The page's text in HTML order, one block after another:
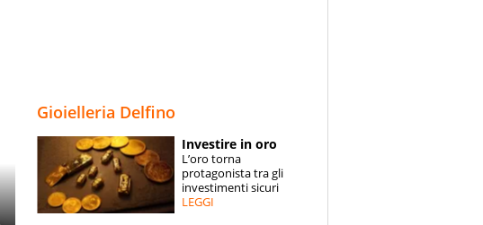
SPECIALI
ESPERTI
Gioielleria Delfino
Investire in oro
L’oro torna
protagonista tra gli
investimenti sicuri
LEGGI